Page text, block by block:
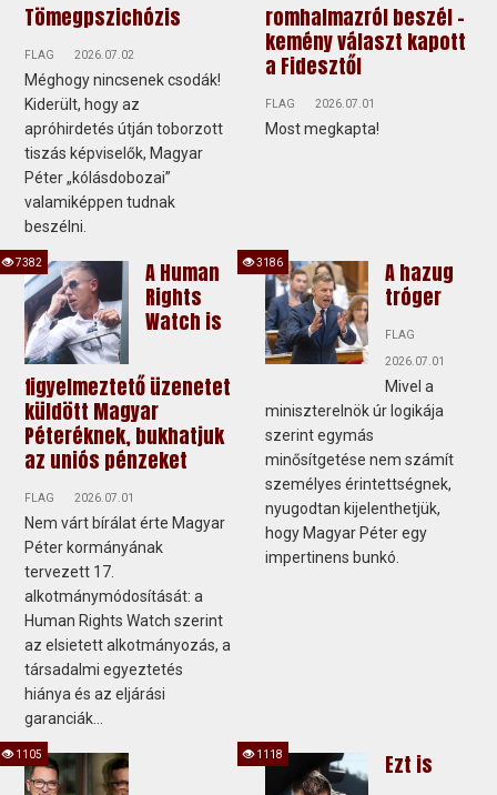
Tömegpszichózis
FLAG 2026.07.02
Méghogy nincsenek csodák!
Kiderült, hogy az
apróhirdetés útján toborzott
tiszás képviselők, Magyar
Péter „kólásdobozai”
valamiképpen tudnak
beszélni.
romhalmazról beszél -
kemény választ kapott
a Fidesztől
FLAG 2026.07.01
Most megkapta!
A Human
Rights
Watch is
figyelmeztető üzenetet
küldött Magyar
Péteréknek, bukhatjuk
az uniós pénzeket
FLAG 2026.07.01
Nem várt bírálat érte Magyar
Péter kormányának
tervezett 17.
alkotmánymódosítását: a
Human Rights Watch szerint
az elsietett alkotmányozás, a
társadalmi egyeztetés
hiánya és az eljárási
garanciák...
7382
A hazug
tróger
FLAG
2026.07.01
Mivel a
miniszterelnök úr logikája
szerint egymás
minősítgetése nem számít
személyes érintettségnek,
nyugodtan kijelenthetjük,
hogy Magyar Péter egy
impertinens bunkó.
3186
1105 Ezt is
1118